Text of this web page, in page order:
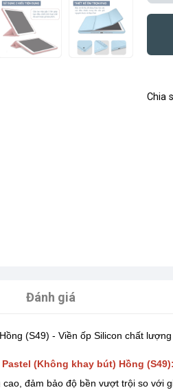
Chia
Đánh giá
(S49) - Viền ốp Silicon chất
(Không khay bút) Hồng (S49):
đảm bảo độ bền vượt trội so với